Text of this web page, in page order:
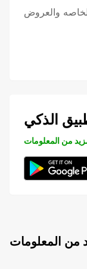
والعروض
الذكي
من المعلومات
من المعلومات